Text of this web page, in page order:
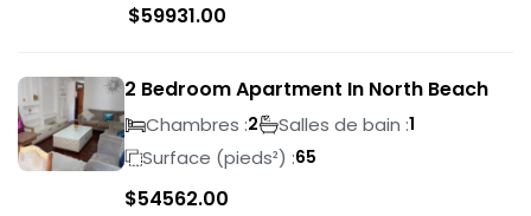
$59931.00
2 Bedroom Apartment In North Beach
Chambres :2 Salles de bain :1
Surface (pieds²) :65
$54562.00